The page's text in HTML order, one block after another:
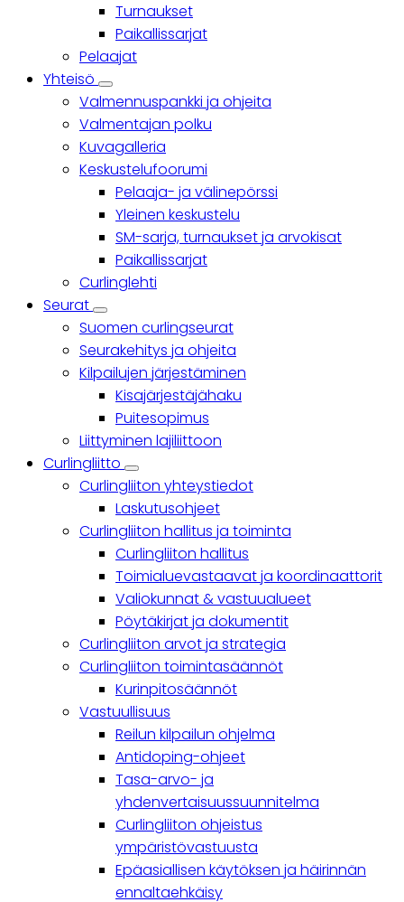
Turnaukset
Paikallissarjat
Pelaajat
Yhteisö
Yhteisö
sub-
navigation
Valmennuspankki ja ohjeita
Valmentajan polku
Kuvagalleria
Keskustelufoorumi
Pelaaja- ja välinepörssi
Yleinen keskustelu
SM-sarja, turnaukset ja arvokisat
Paikallissarjat
Curlinglehti
Seurat
Seurat
sub-
navigation
Suomen curlingseurat
Seurakehitys ja ohjeita
Kilpailujen järjestäminen
Kisajärjestäjähaku
Puitesopimus
Liittyminen lajiliittoon
Curlingliitto
Curlingliitto
sub-
navigation
Curlingliiton yhteystiedot
Laskutusohjeet
Curlingliiton hallitus ja toiminta
Curlingliiton hallitus
Toimialuevastaavat ja koordinaattorit
Valiokunnat & vastuualueet
Pöytäkirjat ja dokumentit
Curlingliiton arvot ja strategia
Curlingliiton toimintasäännöt
Kurinpitosäännöt
Vastuullisuus
Reilun kilpailun ohjelma
Antidoping-ohjeet
Tasa-arvo- ja
yhdenvertaisuussuunnitelma
Curlingliiton ohjeistus
ympäristövastuusta
Epäasiallisen käytöksen ja häirinnän
ennaltaehkäisy